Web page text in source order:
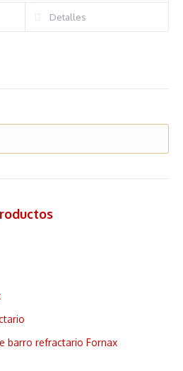
Detalles
barro refractario Fornax